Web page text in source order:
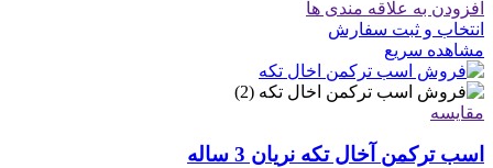
افزودن به علاقه مندی ها
انتخاب و ثبت سفارش
مشاهده سریع
مقایسه
اسب ترکمن آخال تکه نریان 3 ساله